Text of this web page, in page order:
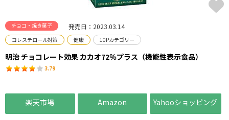
チョコ・焼き菓子 発売日：2023.03.14
コレステロール対策 健康 10Pカテゴリー
明治 チョコレート効果 カカオ72％プラス（機能性表示食品）
3.79
楽天市場 Amazon Yahooショッピング